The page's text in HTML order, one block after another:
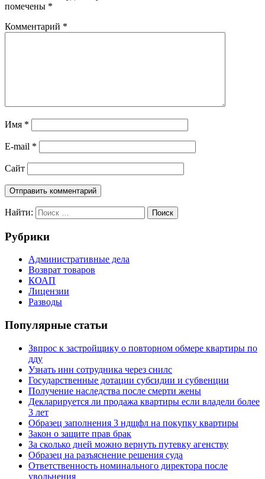
помечены *
Комментарий *
Имя *
E-mail *
Сайт
Найти: Поиск
Рубрики
Административные дела
Возврат товаров
КОАП
Лицензии
Разводы
Популярные статьи
Звпрос к застройщику о повторном обмере квартиры по
дду
Узнать инн сотрудника через снилс
Государственные дотации субсидии и субвенции
Получение наследства после смерти жены
Декларируется ли продажа квартиры если владели более
3 лет
Образец заполнения 3 ндщфл на покупку квартиры
Закон о защите прав брак
За сколько дней можно вернуть путевку агенству
Образец на разъяснение решения суда
Ответственность номинального директора после
увольнения